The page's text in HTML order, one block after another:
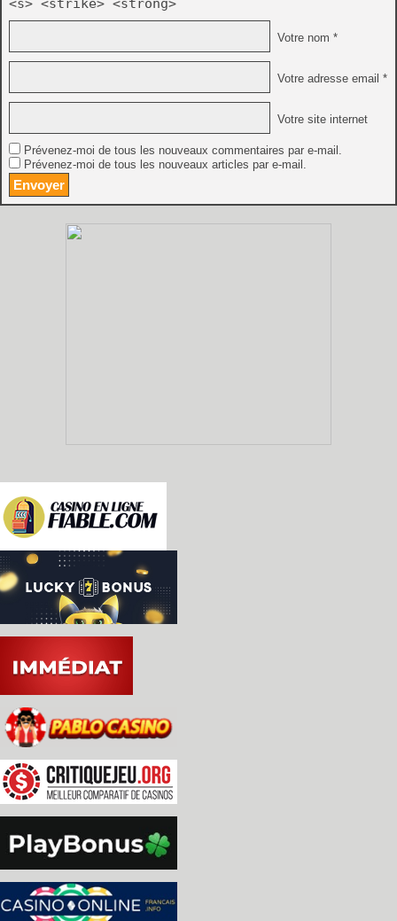
<s> <strike> <strong>
Votre nom *
Votre adresse email *
Votre site internet
Prévenez-moi de tous les nouveaux commentaires par e-mail.
Prévenez-moi de tous les nouveaux articles par e-mail.